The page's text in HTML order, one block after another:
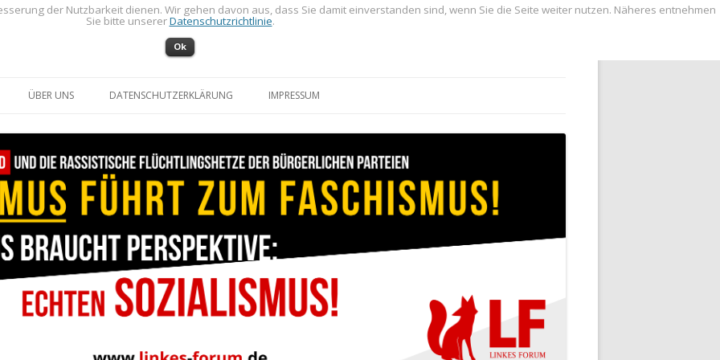
ÜBER UNS DATENSCHUTZERKLÄRUNG IMPRESSUM
der Nutzbarkeit dienen. Wir gehen davon aus, dass Sie damit einverstanden sind, wenn Sie die Seite weiter nutzen. Näheres entnehmen
Sie bitte unsererDatenschutzrichtlinie.
Ok